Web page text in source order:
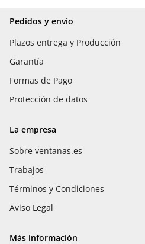
Pedidos y envío
Plazos entrega y Producción
Garantía
Formas de Pago
Protección de datos
La empresa
Sobre ventanas.es
Trabajos
Términos y Condiciones
Aviso Legal
Más información